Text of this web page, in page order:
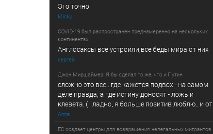
Это точно!
Micky
COVID-19 был распространен преднамеренно на нескольких
континентах
Англосаксы все устроили,все беды мира от них
сергей
Джон Миршаймер: Я бы сделал то же, что и Путин
сложно это все.. где кажется подвох - на самом
деле правда, а где истину доносят - ложь и
клевета. ( ладно, я больше позитив люблю.. и от
Anna
ЕС создает центры для возвращения нелегальных мигрантов